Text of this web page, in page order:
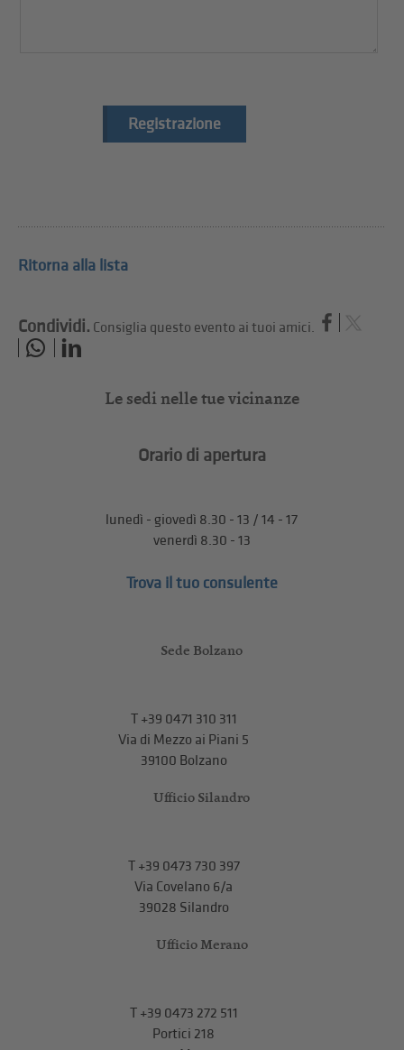
Registrazione
Ritorna alla lista
Condividi. Consiglia questo evento ai tuoi amici.
Le sedi nelle tue vicinanze
Orario di apertura
lunedì - giovedì 8.30 - 13 / 14 - 17
venerdì 8.30 - 13
Trova il tuo consulente
Sede Bolzano
T+39 0471 310 311
Via di Mezzo ai Piani 5
39100 Bolzano
Ufficio Silandro
T+39 0473 730 397
Via Covelano 6/a
39028 Silandro
Ufficio Merano
T+39 0473 272 511
Portici 218